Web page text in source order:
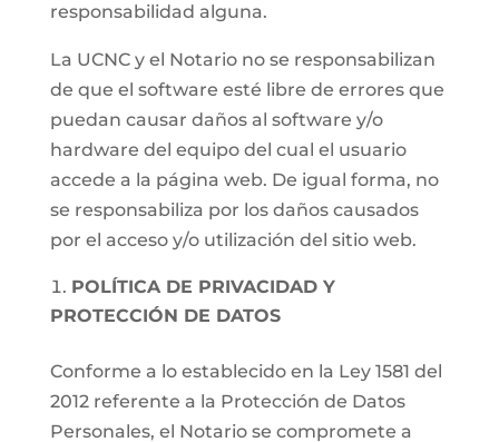
responsabilidad alguna.
La UCNC y el Notario no se responsabilizan
de que el software esté libre de errores que
puedan causar daños al software y/o
hardware del equipo del cual el usuario
accede a la página web. De igual forma, no
se responsabiliza por los daños causados
por el acceso y/o utilización del sitio web.
POLÍTICA DE PRIVACIDAD Y
PROTECCIÓN DE DATOS
Conforme a lo establecido en la Ley 1581 del
2012 referente a la Protección de Datos
Personales, el Notario se compromete a